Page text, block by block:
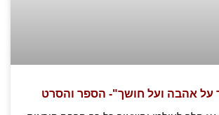
על אהבה ועל חושך"- הספר והסרט